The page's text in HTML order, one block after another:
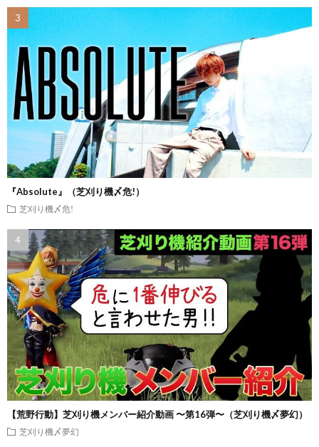
『Absolute』（芝刈り機〆危!）
芝刈り機〆危!
【荒野行動】芝刈り機メンバー紹介動画 〜第16弾〜（芝刈り機〆夢幻）
芝刈り機〆夢幻